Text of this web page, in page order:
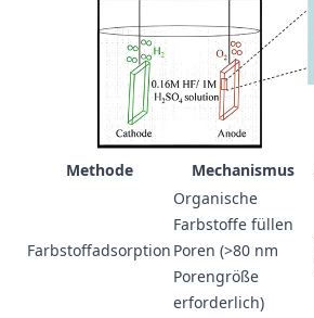
Methode Mechanismus
Farbstoffadsorption
Organische
Farbstoffe füllen
Poren (>80 nm
Porengröße
erforderlich)